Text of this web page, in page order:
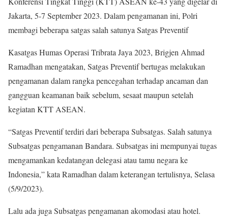
Jakarta, 5-7 September 2023. Dalam pengamanan ini, Polri
membagi beberapa satgas salah satunya Satgas Preventif
Kasatgas Humas Operasi Tribrata Jaya 2023, Brigjen Ahmad
Ramadhan mengatakan, Satgas Preventif bertugas melakukan
pengamanan dalam rangka pencegahan terhadap ancaman dan
gangguan keamanan baik sebelum, sesaat maupun setelah
kegiatan KTT ASEAN.
“Satgas Preventif terdiri dari beberapa Subsatgas. Salah satunya
Subsatgas pengamanan Bandara. Subsatgas ini mempunyai tugas
mengamankan kedatangan delegasi atau tamu negara ke
Indonesia,” kata Ramadhan dalam keterangan tertulisnya, Selasa
(5/9/2023).
Lalu ada juga Subsatgas pengamanan akomodasi atau hotel.